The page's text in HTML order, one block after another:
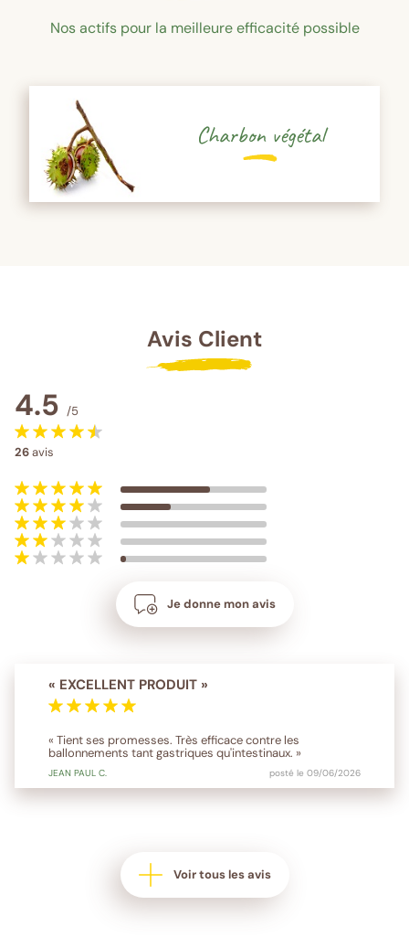
Nos actifs pour la meilleure efficacité possible
Charbon végétal
Avis Client
4.5 /5
26avis
Je donne mon avis
« EXCELLENT PRODUIT »
« Tient ses promesses. Très efficace contre les
ballonnements tant gastriques qu'intestinaux. »
JEAN PAUL C. posté le 09/06/2026
Voir tous les avis